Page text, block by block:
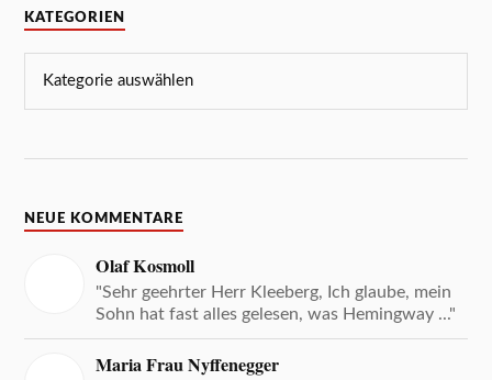
KATEGORIEN
NEUE KOMMENTARE
Olaf Kosmoll
"Sehr geehrter Herr Kleeberg, Ich glaube, mein
Sohn hat fast alles gelesen, was Hemingway ..."
Maria Frau Nyffenegger